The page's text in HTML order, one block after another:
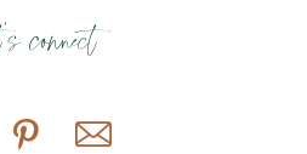
connect